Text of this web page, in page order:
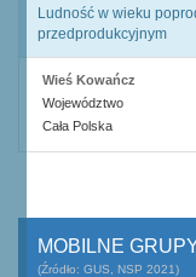
Ludność w wieku
przedprodukcyjnym
Wieś Kowańcz
Województwo
Cała Polska
MOBILNE
(Źródło: GUS, NSP 2021)